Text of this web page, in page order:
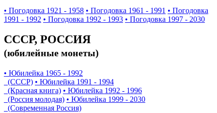
• Погодовка 1921 - 1958 • Погодовка 1961 - 1991 • Погодовка
1991 - 1992 • Погодовка 1992 - 1993 • Погодовка 1997 - 2030
СССР, РОССИЯ
(юбилейные монеты)
• Юбилейка 1965 - 1992
(СССР) • Юбилейка 1991 - 1994
(Красная книга) • Юбилейка 1992 - 1996
(Россия молодая) • Юбилейка 1999 - 2030
(Современная Россия)